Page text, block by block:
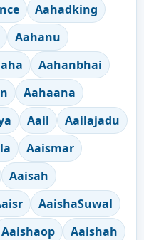
Aahadking
Aahanu
Aahanbhai
Aahaana
Aail
Aailajadu
Aaismar
Aaisah
AaishaSuwal
Aaishaop
Aaishah